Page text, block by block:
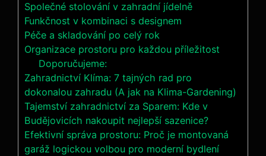
Společné stolování v zahradní jídelně
Funkčnost v kombinaci s designem
Péče a skladování po celý rok
Organizace prostoru pro každou příležitost
Doporučujeme:
Zahradnictví Klíma: 7 tajných rad pro
dokonalou zahradu (A jak na Klima-Gardening)
Tajemství zahradnictví za Sparem: Kde v
Budějovicích nakoupit nejlepší sazenice?
Efektivní správa prostoru: Proč je montovaná
garáž logickou volbou pro moderní bydlení